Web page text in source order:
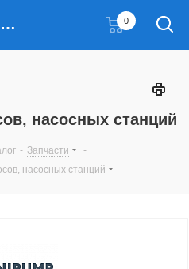
"Титан" инженерные решения 0
насосных станций
- Запчасти
-
насосных станций